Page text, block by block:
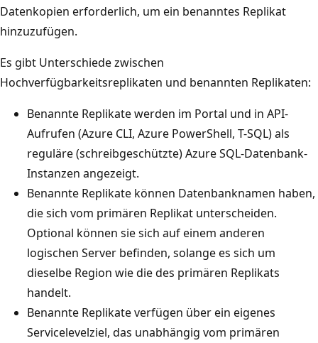
Datenkopien erforderlich, um ein benanntes Replikat
hinzuzufügen.
Es gibt Unterschiede zwischen
Hochverfügbarkeitsreplikaten und benannten Replikaten:
Benannte Replikate werden im Portal und in API-
Aufrufen (Azure CLI, Azure PowerShell, T-SQL) als
reguläre (schreibgeschützte) Azure SQL-Datenbank-
Instanzen angezeigt.
Benannte Replikate können Datenbanknamen haben,
die sich vom primären Replikat unterscheiden.
Optional können sie sich auf einem anderen
logischen Server befinden, solange es sich um
dieselbe Region wie die des primären Replikats
handelt.
Benannte Replikate verfügen über ein eigenes
Servicelevelziel, das unabhängig vom primären